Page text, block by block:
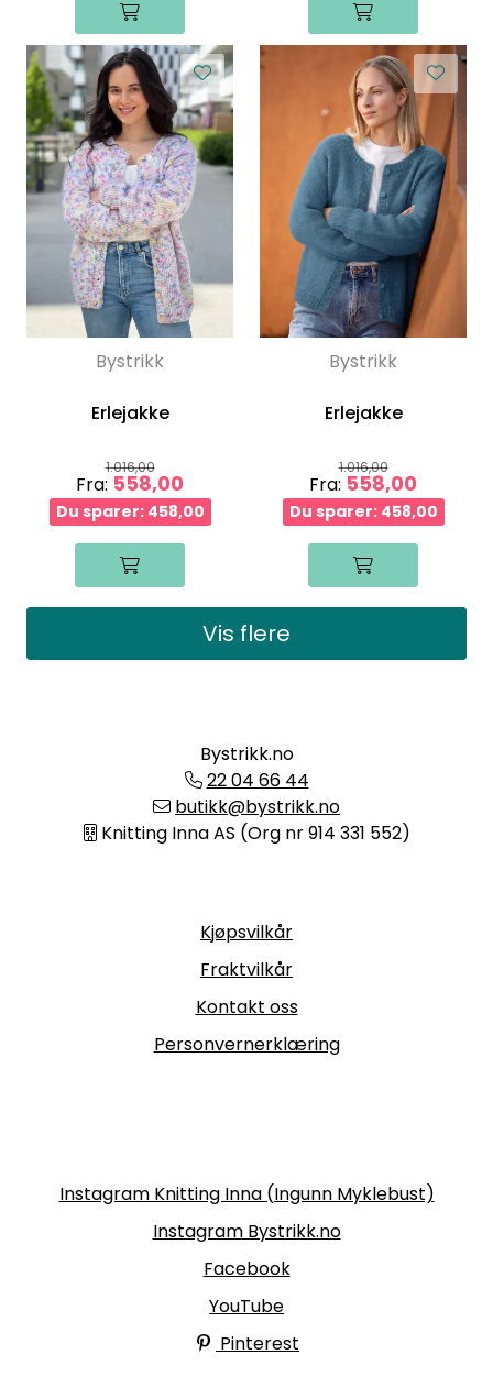
Bystrikk
Erlejakke
1.016,00
Fra: 558,00
Du sparer: 458,00
Bystrikk
Erlejakke
1.016,00
Fra: 558,00
Du sparer: 458,00
Vis flere
Bystrikk.no
22 04 66 44
butikk@bystrikk.no
Knitting Inna AS (Org nr 914 331 552)
Kjøpsvilkår
Fraktvilkår
Kontakt oss
Personvernerklæring
Instagram Knitting Inna (Ingunn Myklebust)
Instagram Bystrikk.no
Facebook
YouTube
Pinterest